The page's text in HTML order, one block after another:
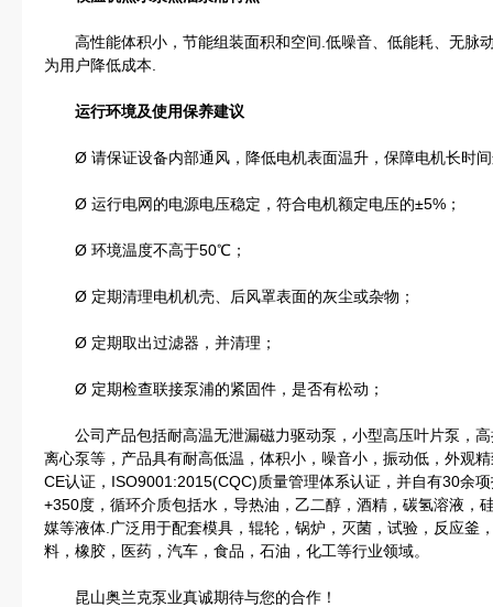
高性能体积小，节能组装面积和空间.低噪音、低能耗、无脉
为用户降低成本.
运行环境及使用保养建议
Ø 请保证设备内部通风，降低电机表面温升，保障电机长时间
Ø 运行电网的电源电压稳定，符合电机额定电压的±5%；
Ø 环境温度不高于50℃；
Ø 定期清理电机机壳、后风罩表面的灰尘或杂物；
Ø 定期取出过滤器，并清理；
Ø 定期检查联接泵浦的紧固件，是否有松动；
公司产品包括耐高温无泄漏磁力驱动泵，小型高压叶片泵，高
离心泵等，产品具有耐高低温，体积小，噪音小，振动低，外观
CE认证，ISO9001:2015(CQC)质量管理体系认证，并自有30余
+350度，循环介质包括水，导热油，乙二醇，酒精，碳氢溶液，
媒等液体.广泛用于配套模具，辊轮，锅炉，灭菌，试验，反应釜
料，橡胶，医药，汽车，食品，石油，化工等行业领域。
昆山奥兰克泵业真诚期待与您的合作！